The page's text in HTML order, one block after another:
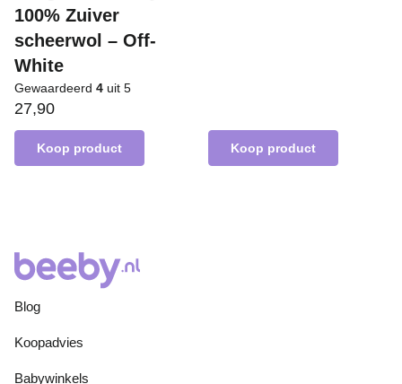
100% Zuiver
scheerwol – Off-
White
Gewaardeerd 4 uit 5
27,90
Koop product Koop product
Blog
Koopadvies
Babywinkels